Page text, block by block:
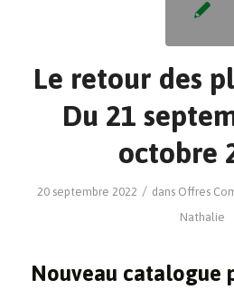
Le retour des
Du 21
octobre
20 septembre 2022 / dans Offres
Nathalie
Nouveau catalogue